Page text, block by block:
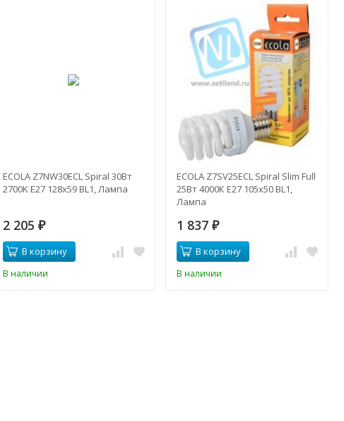
ECOLA Z7NW30ECL Spiral 30Вт
2700K E27 128х59 BL1, Лампа
2 205₽
В корзину
В наличии
ECOLA Z7SV25ECL Spiral Slim Full
25Вт 4000К E27 105x50 BL1,
Лампа
1 837 ₽
В корзину
В наличии